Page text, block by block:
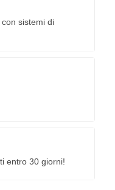
sistemi di
entro 30 giorni!